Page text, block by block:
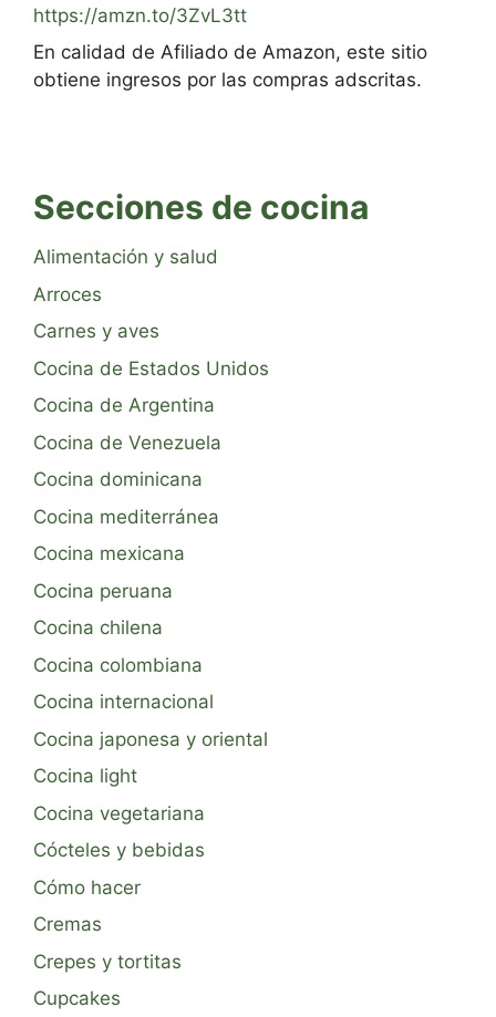
https://amzn.to/3ZvL3tt
En calidad de Afiliado de Amazon, este sitio
obtiene ingresos por las compras adscritas.
Secciones de cocina
Alimentación y salud
Arroces
Carnes y aves
Cocina de Estados Unidos
Cocina de Argentina
Cocina de Venezuela
Cocina dominicana
Cocina mediterránea
Cocina mexicana
Cocina peruana
Cocina chilena
Cocina colombiana
Cocina internacional
Cocina japonesa y oriental
Cocina light
Cocina vegetariana
Cócteles y bebidas
Cómo hacer
Cremas
Crepes y tortitas
Cupcakes